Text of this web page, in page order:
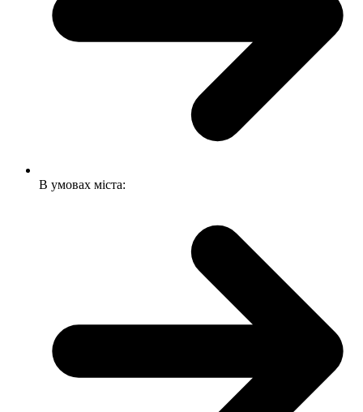
В умовах міста: